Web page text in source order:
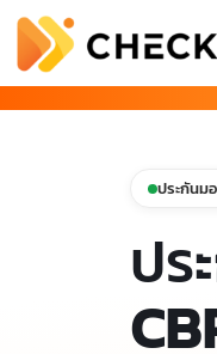
ประกันม
ปร